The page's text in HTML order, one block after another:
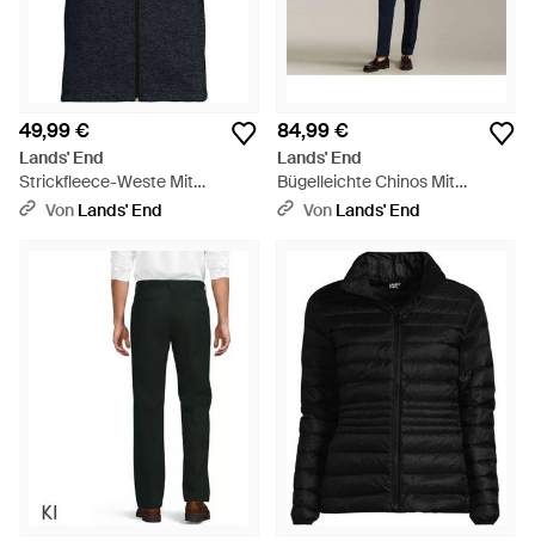
49,99 €
Lands' End
Strickfleece-Weste Mit
Reißverschluss, Herren, Größe
Von Lands' End
84,99 €
Lands' End
Bügelleichte Chinos Mit
Komfortbund, Herren, Größe
Von Lands' End